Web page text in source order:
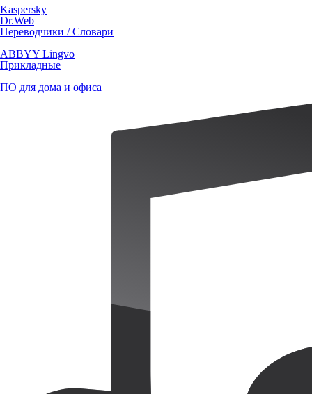
Kaspersky
Dr.Web
Переводчики / Словари
ABBYY Lingvo
Прикладные
ПО для дома и офиса